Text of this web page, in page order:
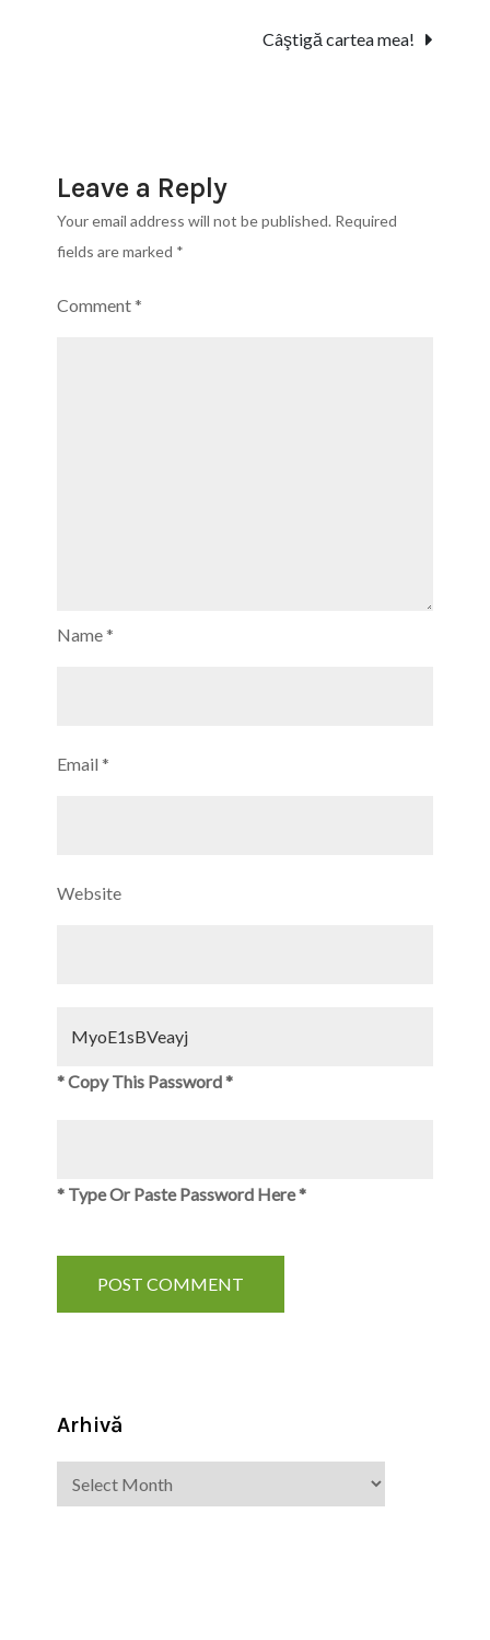
Photo
navigationCâştigă cartea mea!
Leave a Reply
Your email address will not be published. Required
fields are marked *
Comment*
Name*
Email*
Website
* Copy This Password *
* Type Or Paste Password Here *
Arhivă
Arhivă